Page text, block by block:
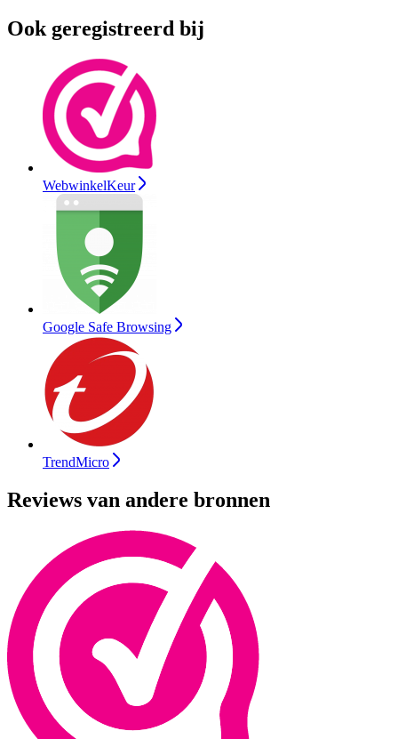
Ook geregistreerd bij
WebwinkelKeur
Google Safe Browsing
TrendMicro
Reviews van andere bronnen